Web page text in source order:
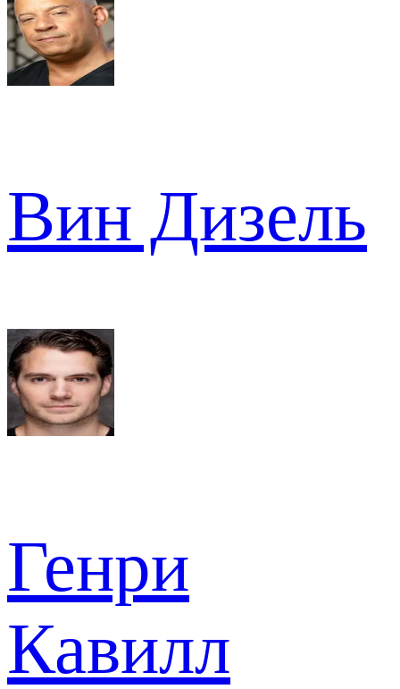
Вин Дизель
Генри
Кавилл